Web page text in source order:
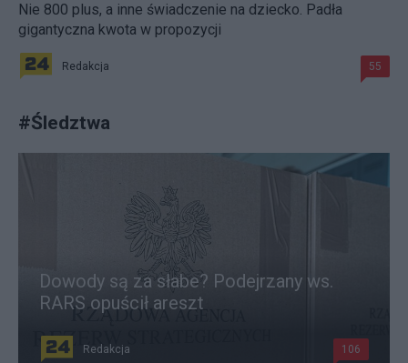
Nie 800 plus, a inne świadczenie na dziecko. Padła
gigantyczna kwota w propozycji
Redakcja 55
#Śledztwa
Dowody są za słabe? Podejrzany ws.
RARS opuścił areszt
Redakcja 106